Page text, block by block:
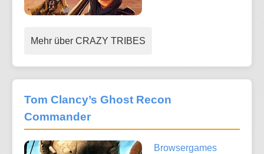
Mehr über CRAZY TRIBES
Tom Clancy’s Ghost Recon
Commander
Browsergames